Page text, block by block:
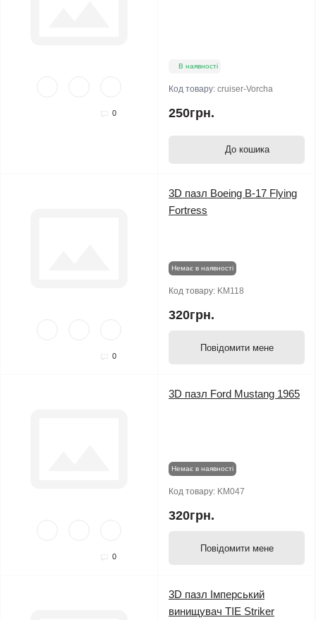
0
В наявності
Код товару: cruiser-Vorcha
250грн.
До кошика
0
3D пазл Boeing B-17 Flying
Fortress
Немає в наявності
Код товару: KM118
320грн.
Повідомити мене
0
3D пазл Ford Mustang 1965
Немає в наявності
Код товару: KM047
320грн.
Повідомити мене
3D пазл Імперський
винищувач TIE Striker